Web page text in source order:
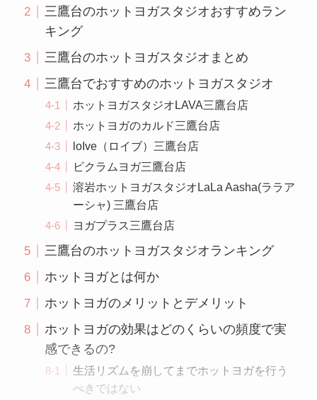
三鷹台のホットヨガスタジオおすすめラン
キング
三鷹台のホットヨガスタジオまとめ
三鷹台でおすすめのホットヨガスタジオ
ホットヨガスタジオLAVA三鷹台店
ホットヨガのカルド三鷹台店
loIve（ロイブ）三鷹台店
ビクラムヨガ三鷹台店
溶岩ホットヨガスタジオLaLa Aasha(ララア
ーシャ) 三鷹台店
ヨガプラス三鷹台店
三鷹台のホットヨガスタジオランキング
ホットヨガとは何か
ホットヨガのメリットとデメリット
ホットヨガの効果はどのくらいの頻度で実
感できるの?
生活リズムを崩してまでホットヨガを行う
べきではない